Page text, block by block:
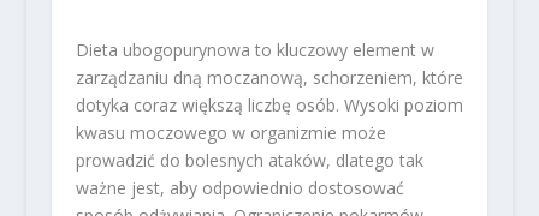
Dieta ubogopurynowa to kluczowy element w
zarządzaniu dną moczanową, schorzeniem, które
dotyka coraz większą liczbę osób. Wysoki poziom
kwasu moczowego w organizmie może
prowadzić do bolesnych ataków, dlatego tak
ważne jest, aby odpowiednio dostosować